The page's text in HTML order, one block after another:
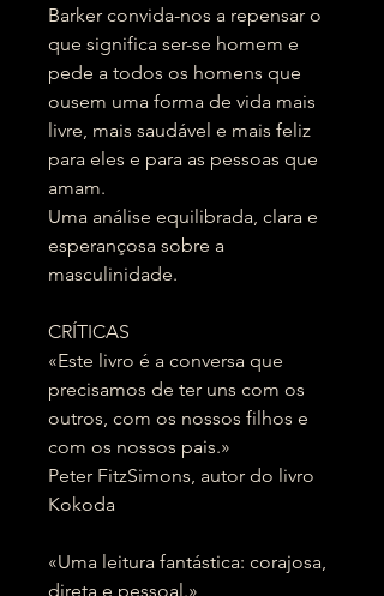
Barker convida-nos a repensar o
que significa ser-se homem e
pede a todos os homens que
ousem uma forma de vida mais
livre, mais saudável e mais feliz
para eles e para as pessoas que
amam.
Uma análise equilibrada, clara e
esperançosa sobre a
masculinidade.
CRÍTICAS
«Este livro é a conversa que
precisamos de ter uns com os
outros, com os nossos filhos e
com os nossos pais.»
Peter FitzSimons, autor do livro
Kokoda
«Uma leitura fantástica: corajosa,
direta e pessoal.»